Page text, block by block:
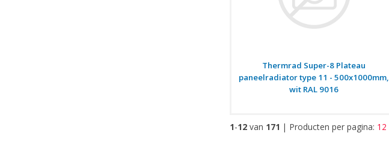
Thermrad Super-8 Plateau
paneelradiator type 11 - 500x1000mm,
wit RAL 9016
1-12 van 171 | Producten per pagina: 12